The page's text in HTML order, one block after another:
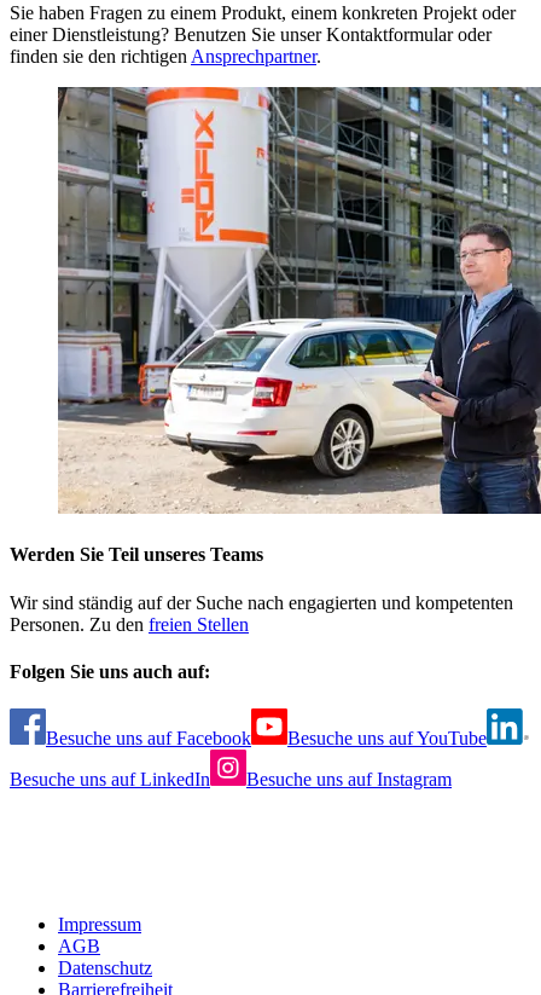
Sie haben Fragen zu einem Produkt, einem konkreten Projekt oder
einer Dienstleistung? Benutzen Sie unser Kontaktformular oder
finden sie den richtigen Ansprechpartner.
Werden Sie Teil unseres Teams
Wir sind ständig auf der Suche nach engagierten und kompetenten
Personen. Zu den freien Stellen
Folgen Sie uns auch auf:
Besuche uns auf Facebook
Besuche uns auf YouTube
Besuche uns auf LinkedIn
Besuche uns auf Instagram
Impressum
AGB
Datenschutz
Barrierefreiheit